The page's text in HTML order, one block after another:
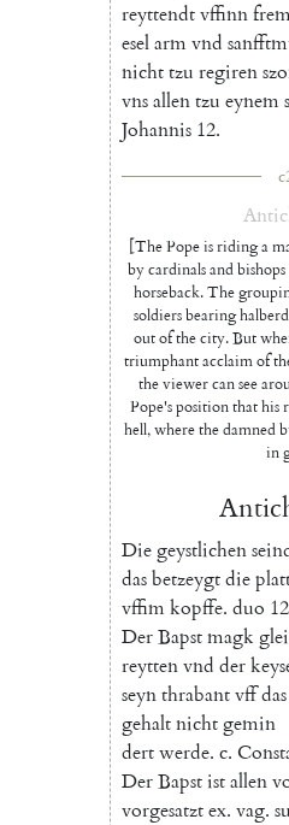
reyttendtvffinn
eselarmvnd
nichttzu regiren
vnsallentzu eynem
Johannis 12.
[The Pope is riding a
by cardinals and
horseback. The
soldiers bearing
out of the city. But
triumphant acclaim of
the viewer can see
Pope's position that his
hell, where the damned
in
Diegeystlichen
dasbetzeygtdie
vffimkopffe. duo
DerBapstmagk
reyttenvnd der
seynthrabantvffdas
gehaltnichtgemin
dertwerde. c.
DerBapstistallen
vorgesatztex. vag.